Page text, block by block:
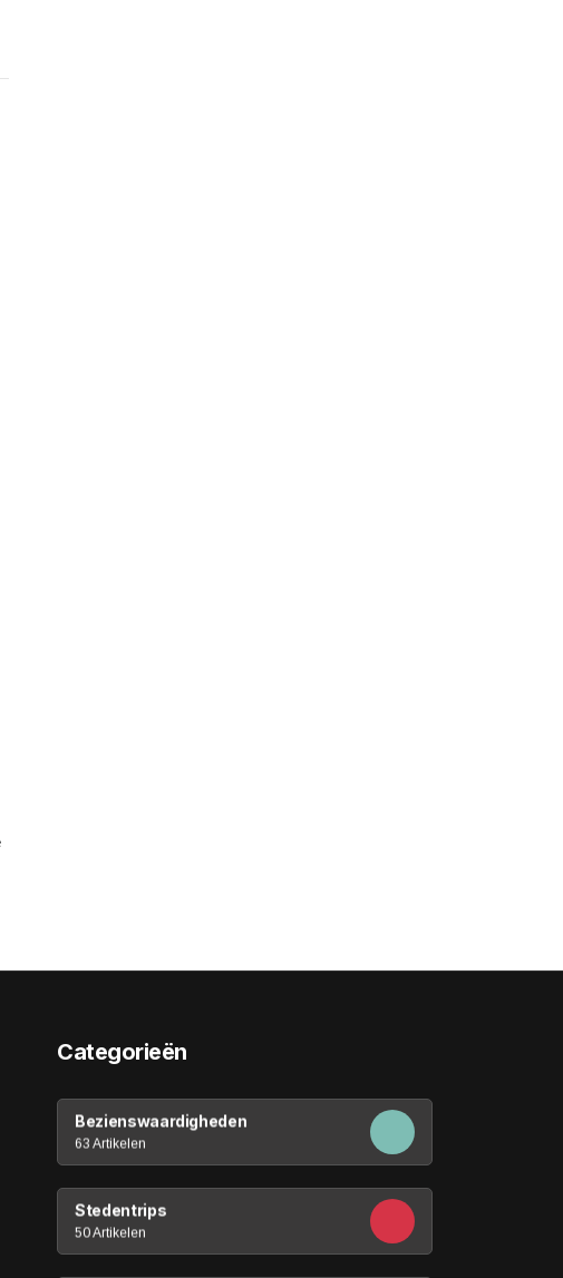
Categorieën
Bezienswaardigheden
63 Artikelen
Stedentrips
50 Artikelen